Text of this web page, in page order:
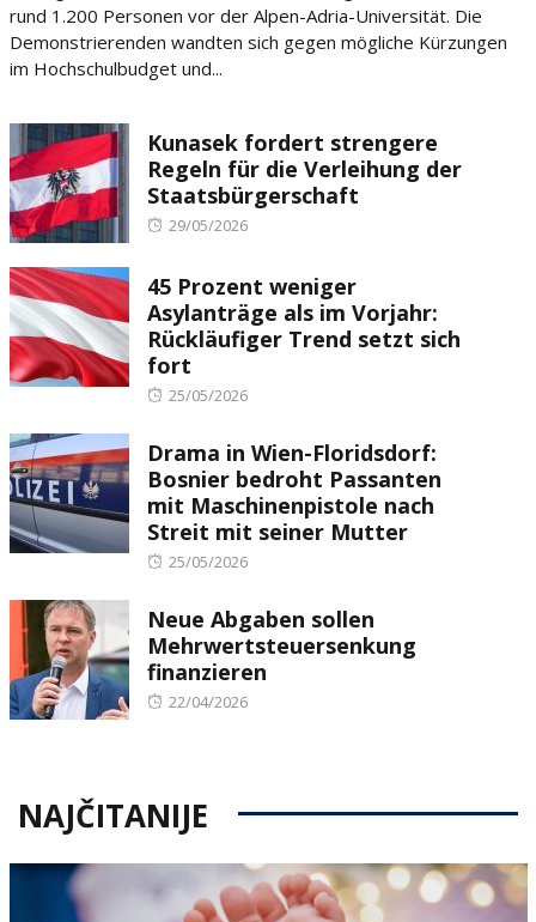
rund 1.200 Personen vor der Alpen-Adria-Universität. Die
Demonstrierenden wandten sich gegen mögliche Kürzungen
im Hochschulbudget und...
Kunasek fordert strengere
Regeln für die Verleihung der
Staatsbürgerschaft
Posted
29/05/2026
45 Prozent weniger
Asylanträge als im Vorjahr:
Rückläufiger Trend setzt sich
fort
Posted
25/05/2026
Drama in Wien-Floridsdorf:
Bosnier bedroht Passanten
mit Maschinenpistole nach
Streit mit seiner Mutter
Posted
25/05/2026
Neue Abgaben sollen
Mehrwertsteuersenkung
finanzieren
Posted
22/04/2026
NAJČITANIJE